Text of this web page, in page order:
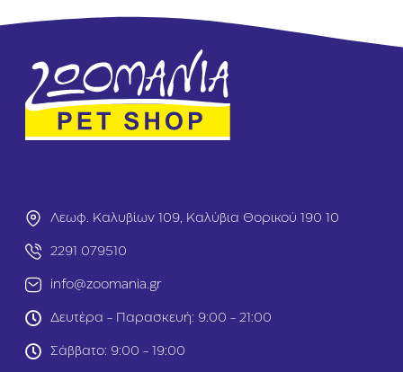
Λεωφ. Καλυβίων 109, Καλύβια Θορικού 190 10
2291 079510
info@zoomania.gr
Δευτέρα - Παρασκευή: 9:00 - 21:00
Σάββατο: 9:00 - 19:00